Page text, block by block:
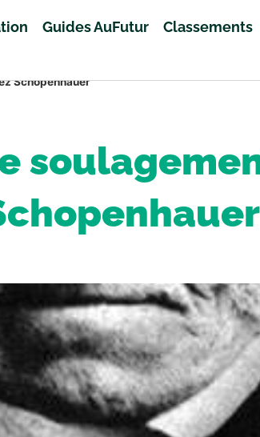
Guides AuFutur Classements
Schopenhauer